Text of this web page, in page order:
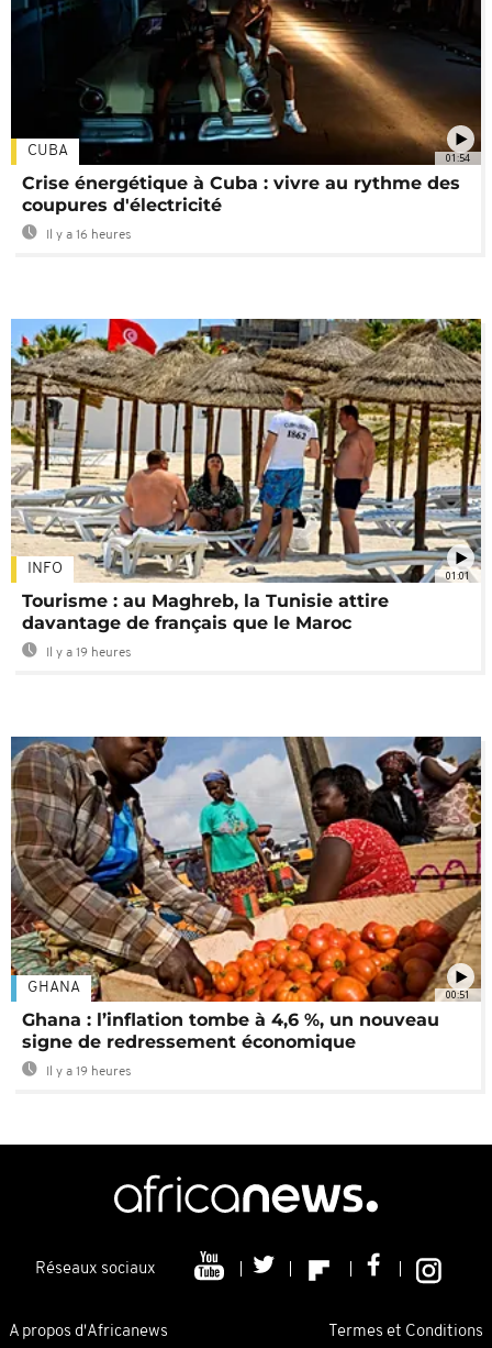
01:54
CUBA
Crise énergétique à Cuba : vivre au rythme des
coupures d'électricité
Il y a 16 heures
01:01
INFO
Tourisme : au Maghreb, la Tunisie attire
davantage de français que le Maroc
Il y a 19 heures
00:51
GHANA
Ghana : l’inflation tombe à 4,6 %, un nouveau
signe de redressement économique
Il y a 19 heures
Réseaux sociaux
A propos d'Africanews Termes et Conditions